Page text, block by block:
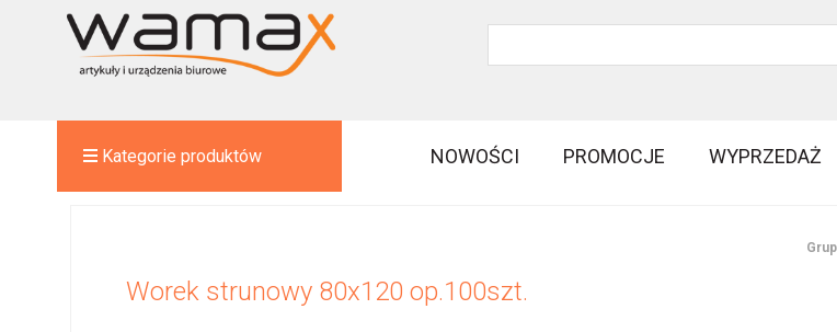
Kategorie produktów NOWOŚCI PROMOCJE WYPRZEDAŻ
Worek strunowy 80x120 op.100szt.